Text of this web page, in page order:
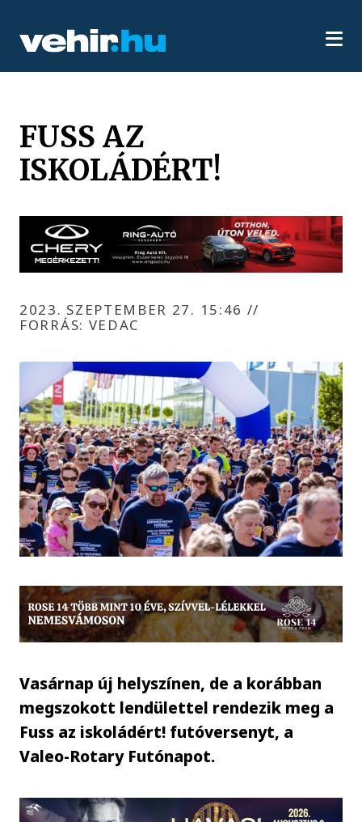
FUSS AZ
ISKOLÁDÉRT!
2023. SZEPTEMBER 27. 15:46 //
FORRÁS: VEDAC
Vasárnap új helyszínen, de a korábban
megszokott lendülettel rendezik meg a
Fuss az iskoládért! futóversenyt, a
Valeo-Rotary Futónapot.